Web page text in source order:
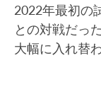
2022年最初の
との対戦だっ
大幅に入れ替